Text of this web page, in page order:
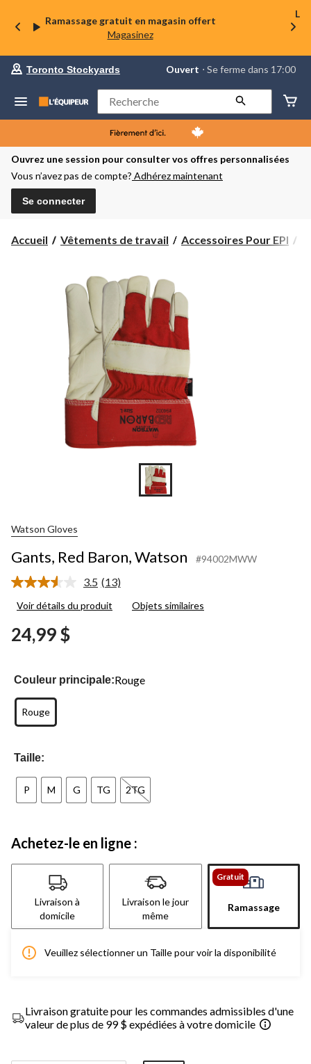
Ramassage gratuit en magasin offert
Magasinez
La
votre
préféré
Toronto
Stockyards,
courament
Ouvert,
Se
dans
changer
Toronto Stockyards Ouvert ⋅ Se ferme dans 17:00
Rechercher
Ouvrez une session pour consulter vos offres personnalisées
Vous n’avez pas de compte? Adhérez maintenant
Se connecter
Accueil Vêtements de travail Accessoires Pour EPI
Watson Gloves
Gants, Red Baron, Watson #94002MWW
3.5 Lire
13
page.
(13)
Voir détails du produit Objets similaires
24,99 $
Couleur principale:Rouge
Rouge
Taille:
P M G TG 2TG
Achetez-le en ligne :
Livraison à
domicile
Livraison le jour
même
Gratuit
Ramassage
Veuillez sélectionner un Taille pour voir la disponibilité
Livraison gratuite pour les commandes admissibles d'une
valeur de plus de 99 $ expédiées à votre domicile